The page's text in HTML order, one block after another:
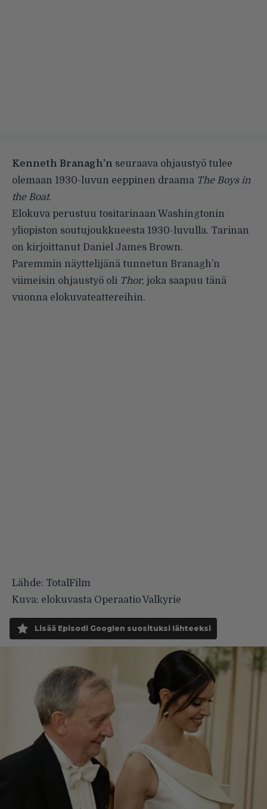
Kenneth Branagh’n seuraava ohjaustyö tulee
olemaan 1930-luvun eeppinen draama The Boys in
the Boat.
Elokuva perustuu tositarinaan Washingtonin
yliopiston soutujoukkueesta 1930-luvulla. Tarinan
on kirjoittanut Daniel James Brown.
Paremmin näyttelijänä tunnetun Branagh’n
viimeisin ohjaustyö oli Thor, joka saapuu tänä
vuonna elokuvateattereihin.
Lähde: TotalFilm
Kuva: elokuvasta Operaatio Valkyrie
Lisää Episodi Googlen suosituksi lähteeksi